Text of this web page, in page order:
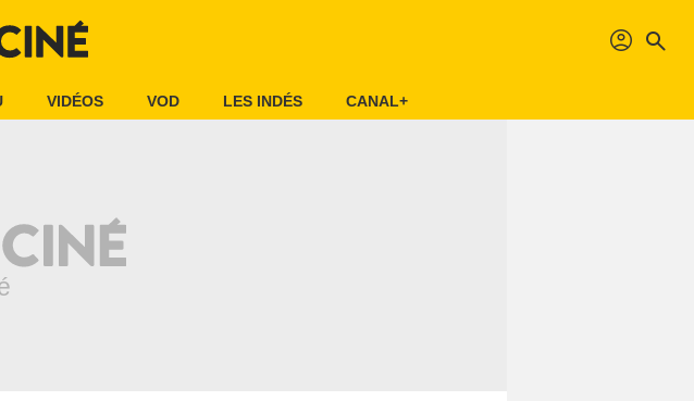
profil search
VIDÉOS VOD LES INDÉS CANAL+